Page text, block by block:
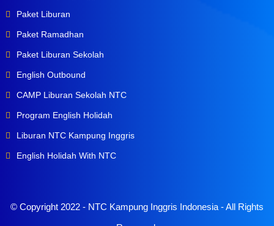
Paket Liburan
Paket Ramadhan
Paket Liburan Sekolah
English Outbound
CAMP Liburan Sekolah NTC
Program English Holidah
Liburan NTC Kampung Inggris
English Holidah With NTC
© Copyright 2022 - NTC Kampung Inggris Indonesia - All Rights